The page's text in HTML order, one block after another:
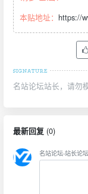
本贴地址： https://
名站论坛站长，请勿
最新回复 (0)
名站论坛-站长论坛